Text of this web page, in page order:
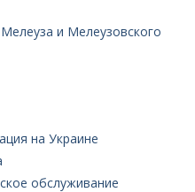
и Мелеузовского
на Украине
обслуживание